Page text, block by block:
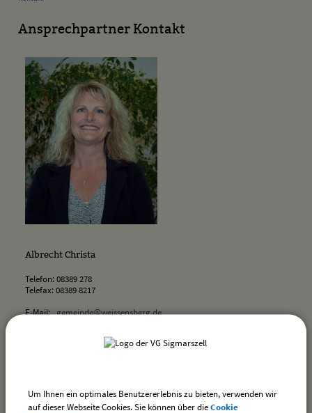
Ansprechpartner Kontakt
Albrecht Christa
Telefon: 08389 278
Telefax: 08389 8217
E-Mail:gemeinde@weissensberg.de
Zimmer: Rathaus in Weißensberg
Aufgaben:
Um Ihnen ein optimales Benutzererlebnis zu bieten, verwenden wir
auf dieser Webseite Cookies. Sie können über dieCookie